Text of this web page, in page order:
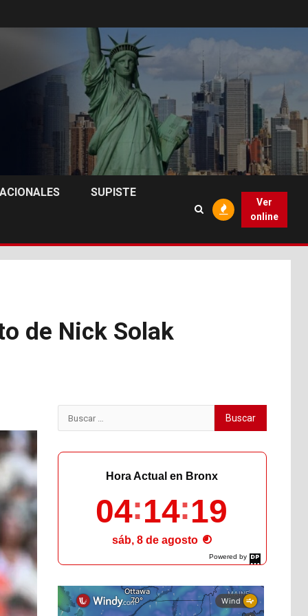
SUPISTE
Ver
online
de Nick Solak
Buscar:
Powered by
DaysPedia.com
Hora Actual en Bronx
04 14 20
sáb, 8 de agosto